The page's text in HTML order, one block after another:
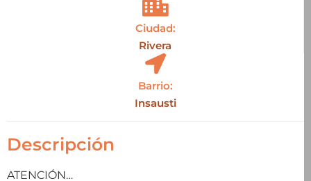
Ciudad:
Rivera
Barrio:
Insausti
Descripción
ATENCIÓN…